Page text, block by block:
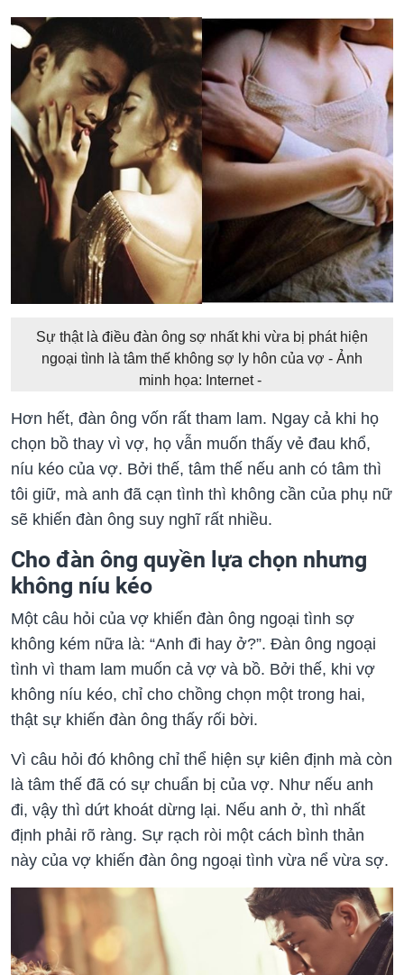
Sự thật là điều đàn ông sợ nhất khi vừa bị phát hiện
ngoại tình là tâm thế không sợ ly hôn của vợ - Ảnh
minh họa: Internet -
Hơn hết, đàn ông vốn rất tham lam. Ngay cả khi họ
chọn bồ thay vì vợ, họ vẫn muốn thấy vẻ đau khổ,
níu kéo của vợ. Bởi thế, tâm thế nếu anh có tâm thì
tôi giữ, mà anh đã cạn tình thì không cần của phụ nữ
sẽ khiến đàn ông suy nghĩ rất nhiều.
Cho đàn ông quyền lựa chọn nhưng
không níu kéo
Một câu hỏi của vợ khiến đàn ông ngoại tình sợ
không kém nữa là: “Anh đi hay ở?”. Đàn ông ngoại
tình vì tham lam muốn cả vợ và bồ. Bởi thế, khi vợ
không níu kéo, chỉ cho chồng chọn một trong hai,
thật sự khiến đàn ông thấy rối bời.
Vì câu hỏi đó không chỉ thể hiện sự kiên định mà còn
là tâm thế đã có sự chuẩn bị của vợ. Như nếu anh
đi, vậy thì dứt khoát dừng lại. Nếu anh ở, thì nhất
định phải rõ ràng. Sự rạch ròi một cách bình thản
này của vợ khiến đàn ông ngoại tình vừa nể vừa sợ.